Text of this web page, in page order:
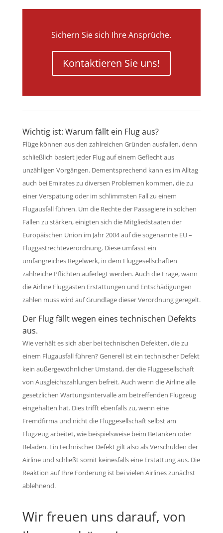
Sichern Sie sich Ihre Ansprüche.
Kontaktieren Sie uns!
Wichtig ist: Warum fällt ein Flug aus?
Flüge können aus den zahlreichen Gründen ausfallen, denn
schließlich basiert jeder Flug auf einem Geflecht aus
unzähligen Vorgängen. Dementsprechend kann es im Alltag
auch bei Emirates zu diversen Problemen kommen, die zu
einer Verspätung oder im schlimmsten Fall zu einem
Flugausfall führen. Um die Rechte der Passagiere in solchen
Fällen zu stärken, einigten sich die Mitgliedstaaten der
Europäischen Union im Jahr 2004 auf die sogenannte EU­ –
Fluggastrechteverordnung. Diese umfasst ein
umfangreiches Regelwerk, in dem Fluggesellschaften
zahlreiche Pflichten auferlegt werden. Auch die Frage, wann
die Airline Fluggästen Erstattungen und Entschädigungen
zahlen muss wird auf Grundlage dieser Verordnung geregelt.
Der Flug fällt wegen eines technischen Defekts
aus.
Wie verhält es sich aber bei technischen Defekten, die zu
einem Flugausfall führen? Generell ist ein technischer Defekt
kein außergewöhnlicher Umstand, der die Fluggesellschaft
von Ausgleichszahlungen befreit. Auch wenn die Airline alle
gesetzlichen Wartungsintervalle am betreffenden Flugzeug
eingehalten hat. Dies trifft ebenfalls zu, wenn eine
Fremdfirma und nicht die Fluggesellschaft selbst am
Flugzeug arbeitet, wie beispielsweise beim Betanken oder
Beladen. Ein technischer Defekt gilt also als Verschulden der
Airline und schließt somit keinesfalls eine Erstattung aus. Die
Reaktion auf Ihre Forderung ist bei vielen Airlines zunächst
ablehnend.
Wir freuen uns darauf, von